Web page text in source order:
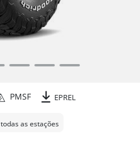
PMSF EPREL
todas as estações